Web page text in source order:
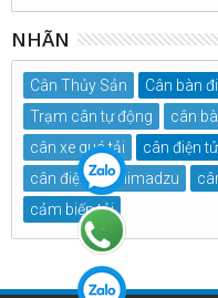
NHÃN
Cân Thủy Sản Cân bàn
Trạm cân tự động
cân
cân xe quá tải
cân điện tử
cân điện tử Shimadzu
cảm biến tải